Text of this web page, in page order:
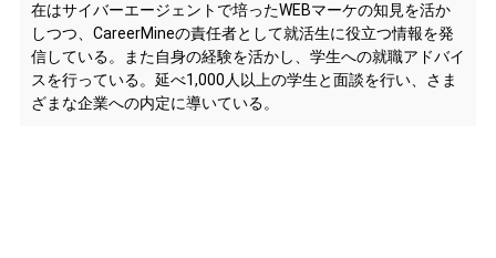
在はサイバーエージェントで培ったWEBマーケの知見を活か
しつつ、CareerMineの責任者として就活生に役立つ情報を発
信している。また自身の経験を活かし、学生への就職アドバイ
スを行っている。延べ1,000人以上の学生と面談を行い、さま
ざまな企業への内定に導いている。